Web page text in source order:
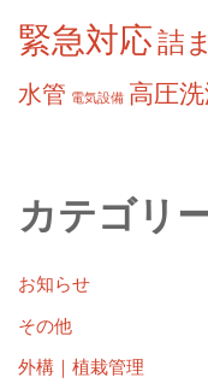
緊急対応詰
水管 電気設備 高圧
カテゴリ
お知らせ
その他
外構｜植栽管理